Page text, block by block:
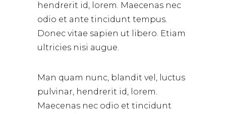
hendrerit id, lorem. Maecenas nec
odio et ante tincidunt tempus.
Donec vitae sapien ut libero. Etiam
ultricies nisi augue.
Man quam nunc, blandit vel, luctus
pulvinar, hendrerit id, lorem.
Maecenas nec odio et tincidunt